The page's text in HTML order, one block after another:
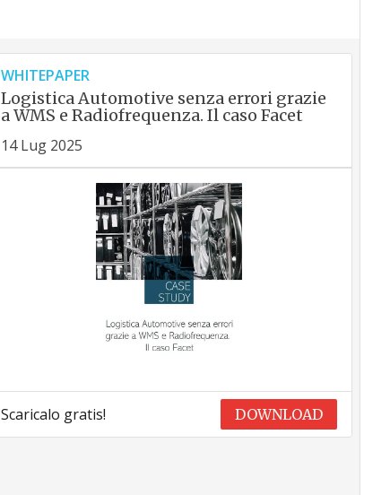
WHITEPAPER
Logistica Automotive senza errori grazie
a WMS e Radiofrequenza. Il caso Facet
14 Lug 2025
Scaricalo gratis! DOWNLOAD